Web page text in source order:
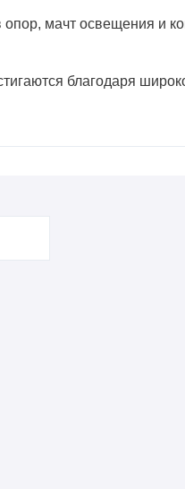
мачт освещения и
благодаря